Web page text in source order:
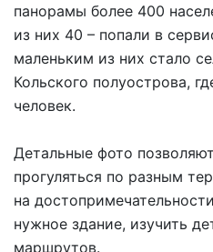
панорамы более 400
из них 40 – попали в
маленьким из них стало
Кольского полуострова,
человек.
Детальные фото
прогуляться по разным
на
нужное здание, изучить
маршрутов.